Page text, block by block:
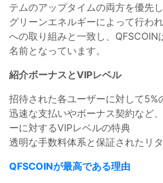
テムのアップタイムの両方を優先
グリーンエネルギーによって行わ
への取り組みと一致し、QFSCOIN
名前となっています。
紹介ボーナスとVIPレベル
招待された各ユーザーに対して5%
迅速な支払いやボーナス契約など
ーに対するVIPレベルの特典
透明な手数料体系と保証されたリ
QFSCOINが最高である理由